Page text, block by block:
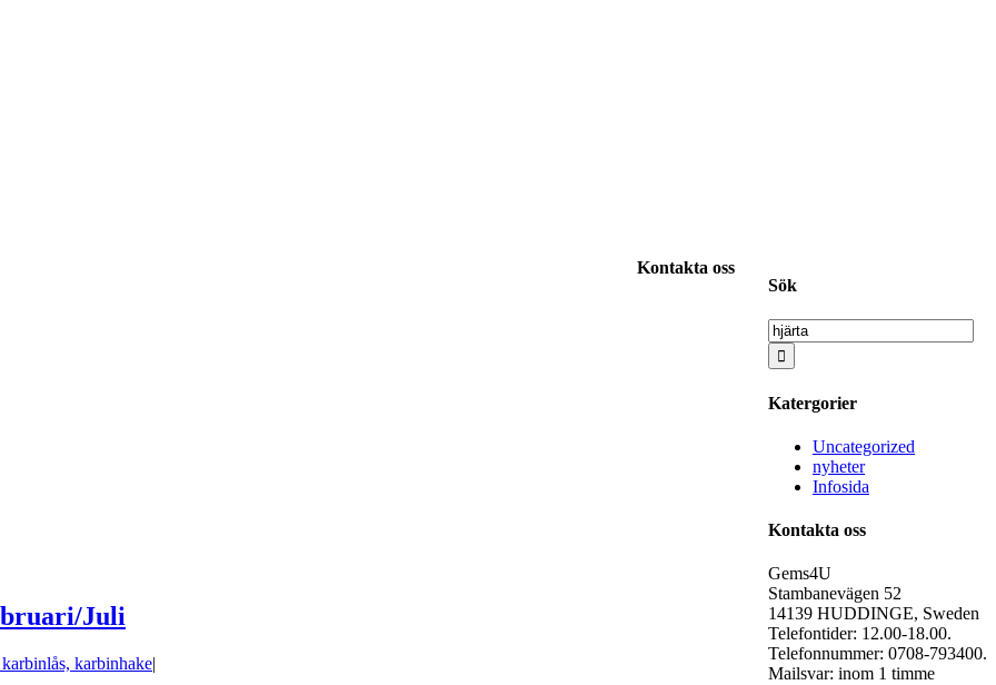
Juli
karbinhake|
Sök
Sök
efter:
Katergorier
Uncategorized
nyheter
Infosida
Kontakta oss
Gems4U
Stambanevägen 52
14139 HUDDINGE, Sweden
Telefontider: 12.00-18.00.
Telefonnummer: 0708-793400.
Mailsvar: inom 1 timme
Kontakta oss